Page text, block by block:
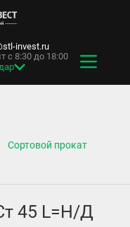
invest.ru
с 8:30 до 18:00
Сортовой прокат
45 L=Н/Д